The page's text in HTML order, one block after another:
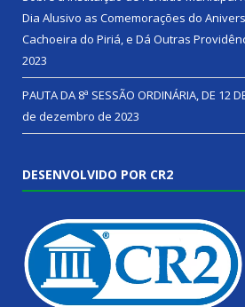
Dia Alusivo as Comemorações do
Cachoeira do Piriá, e Dá Outras
2023
PAUTA DA 8ª SESSÃO ORDINÁRIA, DE 12
de dezembro de 2023
DESENVOLVIDO POR CR2